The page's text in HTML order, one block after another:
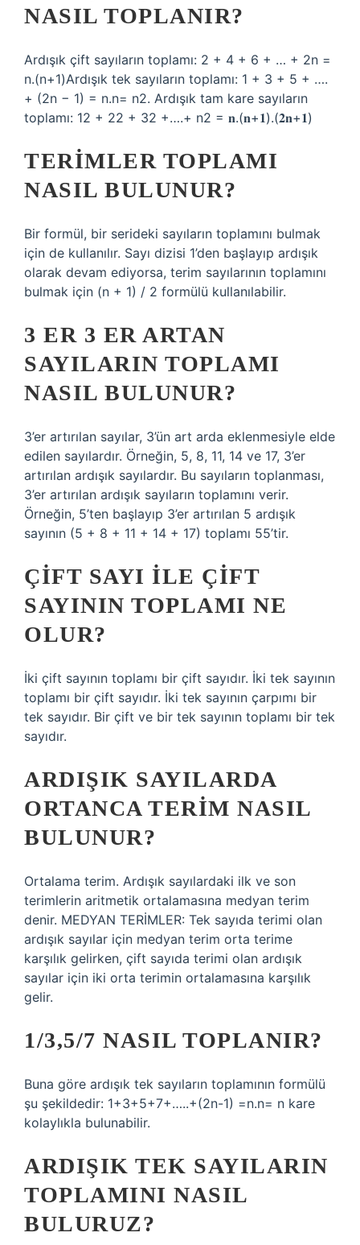
NASIL TOPLANIR?
Ardışık çift sayıların toplamı: 2 + 4 + 6 + … + 2n =
n.(n+1)Ardışık tek sayıların toplamı: 1 + 3 + 5 + ….
+ (2n − 1) = n.n= n2. Ardışık tam kare sayıların
toplamı: 12 + 22 + 32 +….+ n2 = 𝐧.(𝐧+𝟏).(𝟐𝐧+𝟏)
TERIMLER TOPLAMI
NASIL BULUNUR?
Bir formül, bir serideki sayıların toplamını bulmak
için de kullanılır. Sayı dizisi 1’den başlayıp ardışık
olarak devam ediyorsa, terim sayılarının toplamını
bulmak için (n + 1) / 2 formülü kullanılabilir.
3 ER 3 ER ARTAN
SAYILARIN TOPLAMI
NASIL BULUNUR?
3’er artırılan sayılar, 3’ün art arda eklenmesiyle elde
edilen sayılardır. Örneğin, 5, 8, 11, 14 ve 17, 3’er
artırılan ardışık sayılardır. Bu sayıların toplanması,
3’er artırılan ardışık sayıların toplamını verir.
Örneğin, 5’ten başlayıp 3’er artırılan 5 ardışık
sayının (5 + 8 + 11 + 14 + 17) toplamı 55’tir.
ÇIFT SAYI ILE ÇIFT
SAYININ TOPLAMI NE
OLUR?
İki çift sayının toplamı bir çift sayıdır. İki tek sayının
toplamı bir çift sayıdır. İki tek sayının çarpımı bir
tek sayıdır. Bir çift ve bir tek sayının toplamı bir tek
sayıdır.
ARDIŞIK SAYILARDA
ORTANCA TERIM NASIL
BULUNUR?
Ortalama terim. Ardışık sayılardaki ilk ve son
terimlerin aritmetik ortalamasına medyan terim
denir. MEDYAN TERİMLER: Tek sayıda terimi olan
ardışık sayılar için medyan terim orta terime
karşılık gelirken, çift sayıda terimi olan ardışık
sayılar için iki orta terimin ortalamasına karşılık
gelir.
1/3,5/7 NASIL TOPLANIR?
Buna göre ardışık tek sayıların toplamının formülü
şu şekildedir: 1+3+5+7+…..+(2n-1) =n.n= n kare
kolaylıkla bulunabilir.
ARDIŞIK TEK SAYILARIN
TOPLAMINI NASIL
BULURUZ?